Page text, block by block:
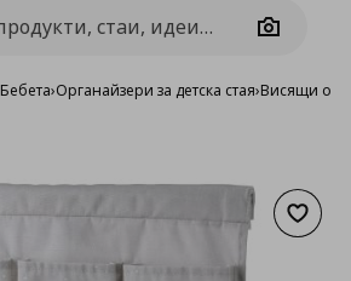
Camera
Бебета›Органайзери за детска стая›Висящи